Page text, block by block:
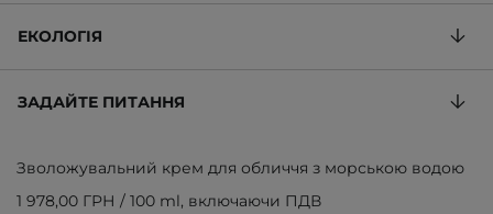
ЕКОЛОГІЯ
ЗАДАЙТЕ ПИТАННЯ
Зволожувальний крем для обличчя з морською водою
1 978,00 ГРН / 100 ml, включаючи ПДВ